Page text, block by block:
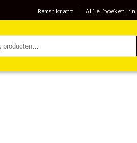
Ramsjkrant Alle boeken in